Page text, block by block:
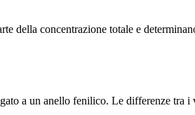
della concentrazione totale e
a un anello fenilico. Le differenze tra i